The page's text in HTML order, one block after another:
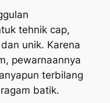
tehnik cap,
unik. Karena
pewarnaannya
terbilang
batik.